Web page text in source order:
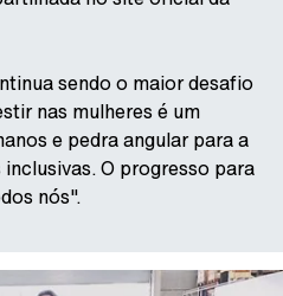
sendo o maior desafio
nas mulheres é um
e pedra angular para a
O progresso para
nós".